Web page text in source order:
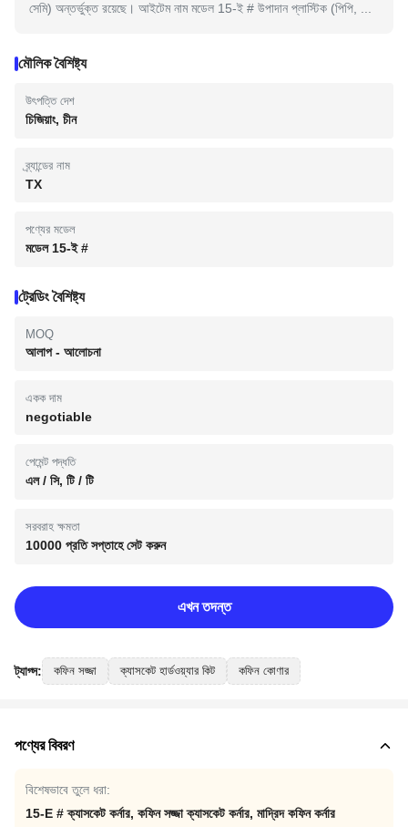
সেমি) অন্তর্ভুক্ত রয়েছে। আইটেম নাম মডেল 15-ই # উপাদান প্লাস্টিক (পিপি, ...
মৌলিক বৈশিষ্ট্য
উৎপত্তি দেশ
চিজিয়াং, চীন
ব্র্যান্ডের নাম
TX
পণ্যের মডেল
মডেল 15-ই #
ট্রেডিং বৈশিষ্ট্য
MOQ
আলাপ - আলোচনা
একক দাম
negotiable
পেমেন্ট পদ্ধতি
এল / সি, টি / টি
সরবরাহ ক্ষমতা
10000 প্রতি সপ্তাহে সেট করুন
এখন তদন্ত
ট্যাগ্স: কফিন সজ্জা ক্যাসকেট হার্ডওয়্যার কিট কফিন কোণার
পণ্যের বিবরণ
বিশেষভাবে তুলে ধরা:
15-E # ক্যাসকেট কর্নার, কফিন সজ্জা ক্যাসকেট কর্নার, মাদ্রিদ কফিন কর্নার